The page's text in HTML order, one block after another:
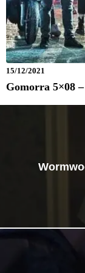
15/12/2021
Gomorra 5×08